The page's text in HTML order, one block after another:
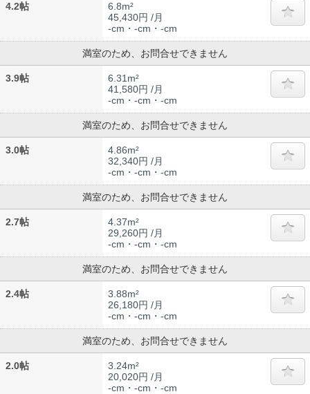
4.2帖
6.8m²
45,430円 /月
-cm・-cm・-cm
満室のため、お問合せできません
3.9帖
6.31m²
41,580円 /月
-cm・-cm・-cm
満室のため、お問合せできません
3.0帖
4.86m²
32,340円 /月
-cm・-cm・-cm
満室のため、お問合せできません
2.7帖
4.37m²
29,260円 /月
-cm・-cm・-cm
満室のため、お問合せできません
2.4帖
3.88m²
26,180円 /月
-cm・-cm・-cm
満室のため、お問合せできません
2.0帖
3.24m²
20,020円 /月
-cm・-cm・-cm